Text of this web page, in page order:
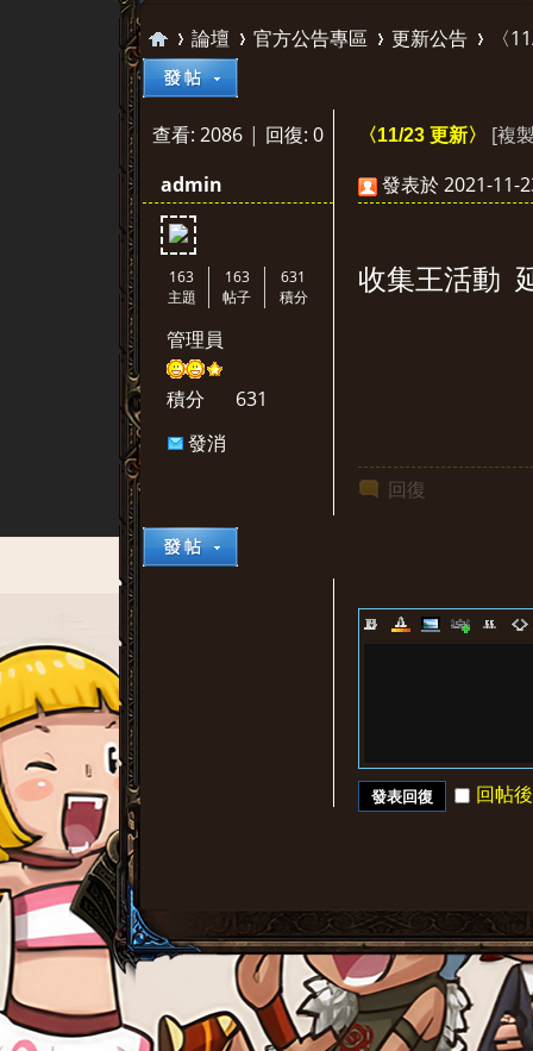
天
堂
»
論壇
›
官方公告專區
›
更新公告
›
〈
查看: 2086 | 回復: 0 〈11/23 更新〉
[複
admin
163
主題
163
帖子
631
積分
管理員
積分
631
發消
發表於 2021-11-
收集王活動
回復
發表回復 回帖